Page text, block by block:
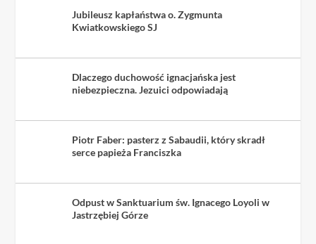
Jubileusz kapłaństwa o. Zygmunta
Kwiatkowskiego SJ
Dlaczego duchowość ignacjańska jest
niebezpieczna. Jezuici odpowiadają
Piotr Faber: pasterz z Sabaudii, który skradł
serce papieża Franciszka
Odpust w Sanktuarium św. Ignacego Loyoli w
Jastrzębiej Górze